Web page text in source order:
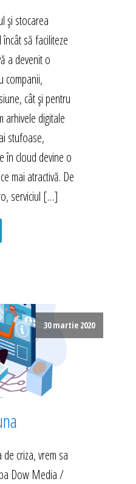
și stocarea
să faciliteze
a devenit o
companii,
cât și pentru
arhivele digitale
stufoase,
în cloud devine o
mai atractivă. De
serviciul […]
30 martie 2020
criza, vrem sa
Dow Media /